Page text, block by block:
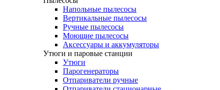
Напольные пылесосы
Вертикальные пылесосы
Ручные пылесосы
Моющие пылесосы
Аксессуары и аккумуляторы
Утюги и паровые станции
Утюги
Парогенераторы
Отпариватели ручные